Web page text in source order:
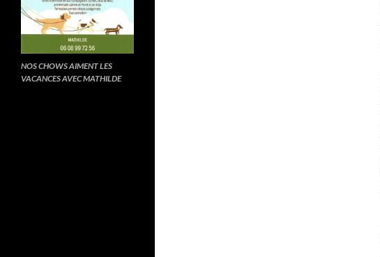
NOS CHOWS AIMENT LES
VACANCES AVEC MATHILDE